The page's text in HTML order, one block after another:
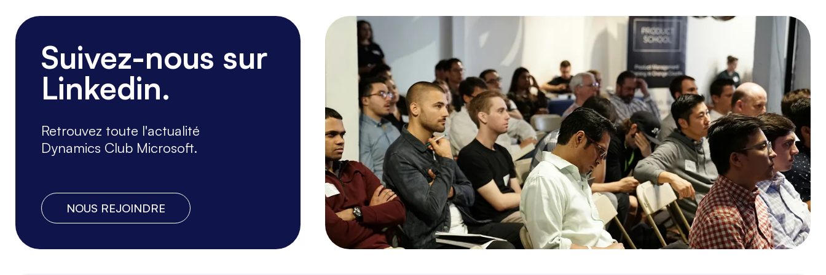
Suivez-nous sur
Linkedin.
Retrouvez toute l'actualité
Dynamics Club Microsoft.
NOUS REJOINDRE